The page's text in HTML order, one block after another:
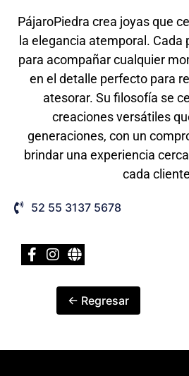
PájaroPiedra crea joyas que
la elegancia atemporal. Cada
para acompañar cualquier
en el detalle perfecto para
atesorar. Su filosofía se
creaciones versátiles
generaciones, con un
brindar una experiencia
cada
52 55 3137 5678
← Regresar